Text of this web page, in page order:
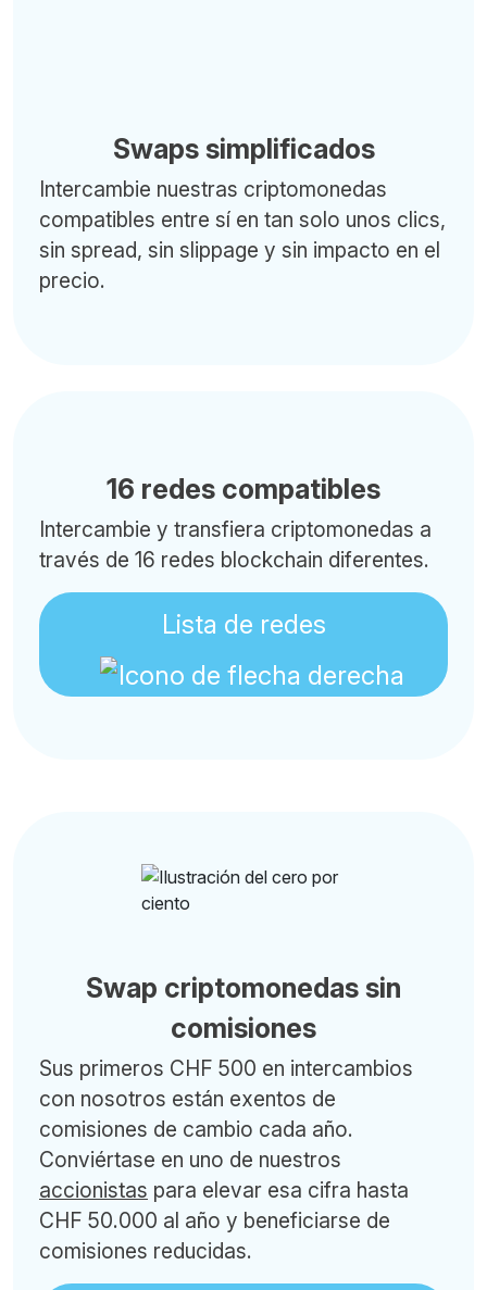
Swaps simplificados
Intercambie nuestras criptomonedas
compatibles entre sí en tan solo unos clics,
sin spread, sin slippage y sin impacto en el
precio.
16 redes compatibles
Intercambie y transfiera criptomonedas a
través de 16 redes blockchain diferentes.
Lista de redes
Swap criptomonedas sin
comisiones
Sus primeros CHF 500 en intercambios
con nosotros están exentos de
comisiones de cambio cada año.
Conviértase en uno de nuestros
accionistas para elevar esa cifra hasta
CHF 50.000 al año y beneficiarse de
comisiones reducidas.